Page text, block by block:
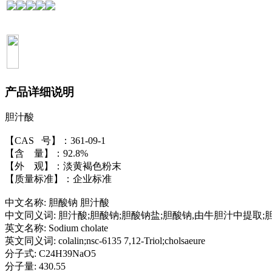
产品详细说明
胆汁酸
【CAS 号】：361-09-1
【含 量】：92.8%
【外 观】：淡黄褐色粉末
【质量标准】：企业标准
中文名称: 胆酸钠 胆汁酸
中文同义词: 胆汁酸;胆酸钠;胆酸钠盐;胆酸钠,由牛胆汁中提取;
英文名称: Sodium cholate
英文同义词: colalin;nsc-6135 7,12-Triol;cholsaeure
分子式: C24H39NaO5
分子量: 430.55